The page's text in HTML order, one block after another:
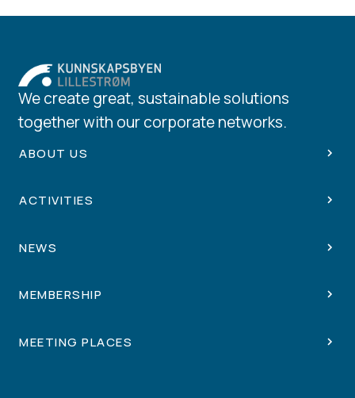
We create great, sustainable solutions
together with our corporate networks.
ABOUT US
ACTIVITIES
NEWS
MEMBERSHIP
MEETING PLACES